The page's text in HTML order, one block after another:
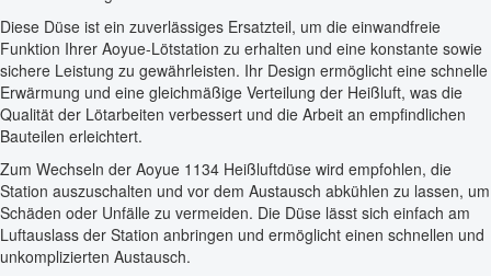
Diese Düse ist ein zuverlässiges Ersatzteil, um die einwandfreie
Funktion Ihrer Aoyue-Lötstation zu erhalten und eine konstante sowie
sichere Leistung zu gewährleisten. Ihr Design ermöglicht eine schnelle
Erwärmung und eine gleichmäßige Verteilung der Heißluft, was die
Qualität der Lötarbeiten verbessert und die Arbeit an empfindlichen
Bauteilen erleichtert.
Zum Wechseln der Aoyue 1134 Heißluftdüse wird empfohlen, die
Station auszuschalten und vor dem Austausch abkühlen zu lassen, um
Schäden oder Unfälle zu vermeiden. Die Düse lässt sich einfach am
Luftauslass der Station anbringen und ermöglicht einen schnellen und
unkomplizierten Austausch.